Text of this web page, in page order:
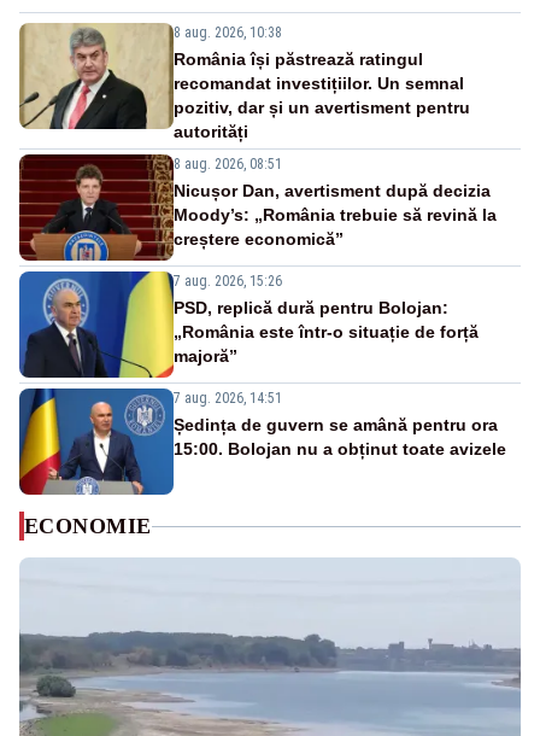
8 aug. 2026, 10:38
România își păstrează ratingul
recomandat investițiilor. Un semnal
pozitiv, dar și un avertisment pentru
autorități
8 aug. 2026, 08:51
Nicușor Dan, avertisment după decizia
Moody’s: „România trebuie să revină la
creștere economică”
7 aug. 2026, 15:26
PSD, replică dură pentru Bolojan:
„România este într-o situație de forță
majoră”
7 aug. 2026, 14:51
Ședința de guvern se amână pentru ora
15:00. Bolojan nu a obținut toate avizele
ECONOMIE